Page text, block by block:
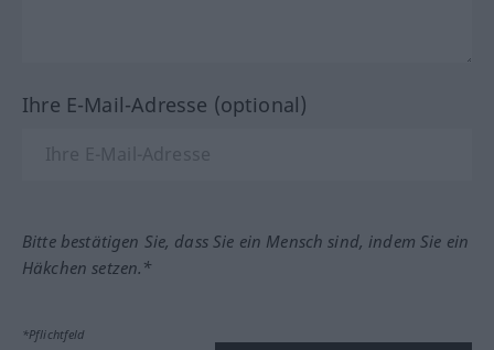
Ihre E-Mail-Adresse (optional)
Bitte bestätigen Sie, dass Sie ein Mensch sind, indem Sie ein
Häkchen setzen.*
*Pflichtfeld